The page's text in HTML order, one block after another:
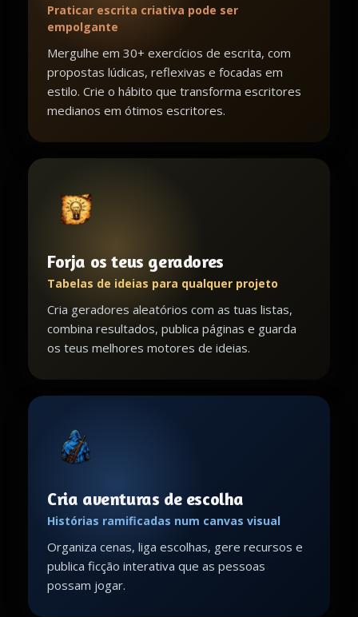
Praticar escrita criativa pode ser
empolgante
Mergulhe em 30+ exercícios de escrita, com
propostas lúdicas, reflexivas e focadas em
estilo. Crie o hábito que transforma escritores
medianos em ótimos escritores.
Forja os teus geradores
Tabelas de ideias para qualquer projeto
Cria geradores aleatórios com as tuas listas,
combina resultados, publica páginas e guarda
os teus melhores motores de ideias.
Cria aventuras de escolha
Histórias ramificadas num canvas visual
Organiza cenas, liga escolhas, gere recursos e
publica ficção interativa que as pessoas
possam jogar.